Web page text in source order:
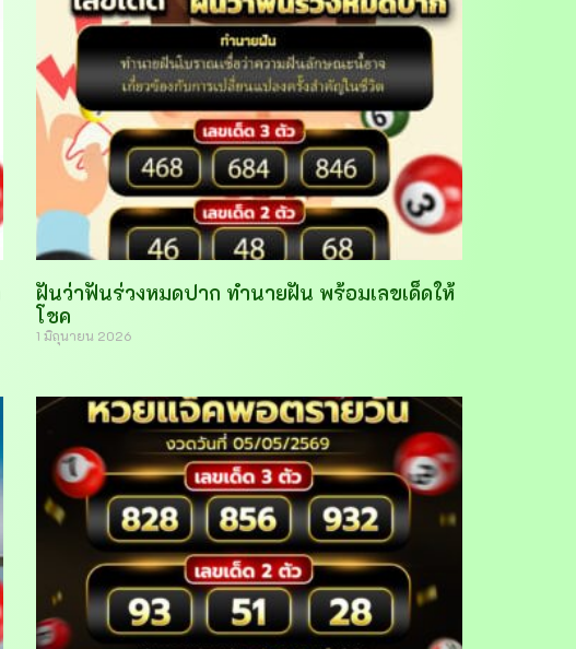
ฝันว่าฟันร่วงหมดปาก ทำนายฝัน พร้อมเลขเด็ดให้
โชค
1 มิถุนายน 2026